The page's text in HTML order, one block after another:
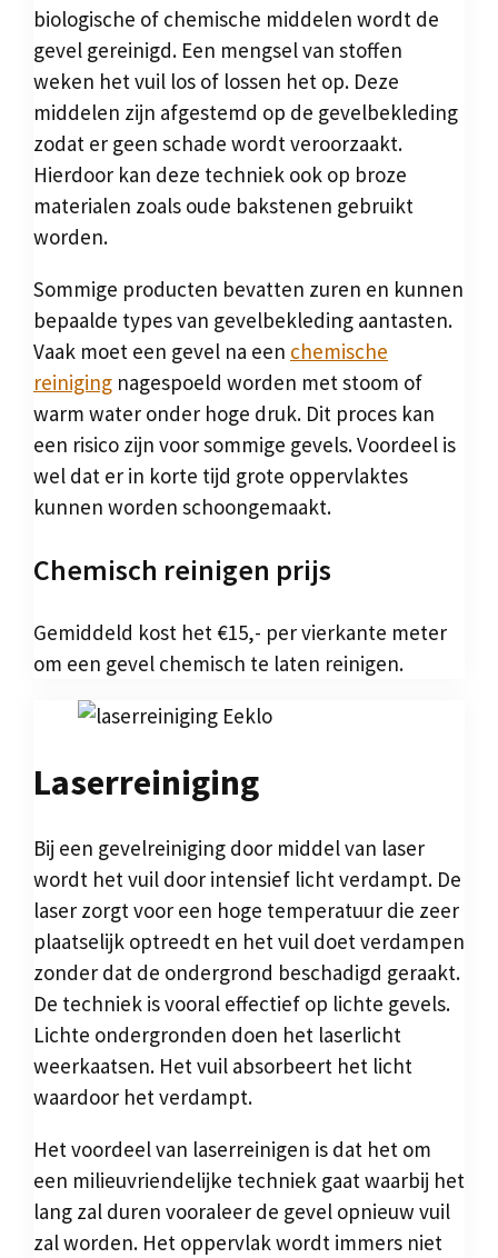
biologische of chemische middelen wordt de
gevel gereinigd. Een mengsel van stoffen
weken het vuil los of lossen het op. Deze
middelen zijn afgestemd op de gevelbekleding
zodat er geen schade wordt veroorzaakt.
Hierdoor kan deze techniek ook op broze
materialen zoals oude bakstenen gebruikt
worden.
Sommige producten bevatten zuren en kunnen
bepaalde types van gevelbekleding aantasten.
Vaak moet een gevel na een chemische
reiniging nagespoeld worden met stoom of
warm water onder hoge druk. Dit proces kan
een risico zijn voor sommige gevels. Voordeel is
wel dat er in korte tijd grote oppervlaktes
kunnen worden schoongemaakt.
Chemisch reinigen prijs
Gemiddeld kost het €15,- per vierkante meter
om een gevel chemisch te laten reinigen.
Laserreiniging
Bij een gevelreiniging door middel van laser
wordt het vuil door intensief licht verdampt. De
laser zorgt voor een hoge temperatuur die zeer
plaatselijk optreedt en het vuil doet verdampen
zonder dat de ondergrond beschadigd geraakt.
De techniek is vooral effectief op lichte gevels.
Lichte ondergronden doen het laserlicht
weerkaatsen. Het vuil absorbeert het licht
waardoor het verdampt.
Het voordeel van laserreinigen is dat het om
een milieuvriendelijke techniek gaat waarbij het
lang zal duren vooraleer de gevel opnieuw vuil
zal worden. Het oppervlak wordt immers niet